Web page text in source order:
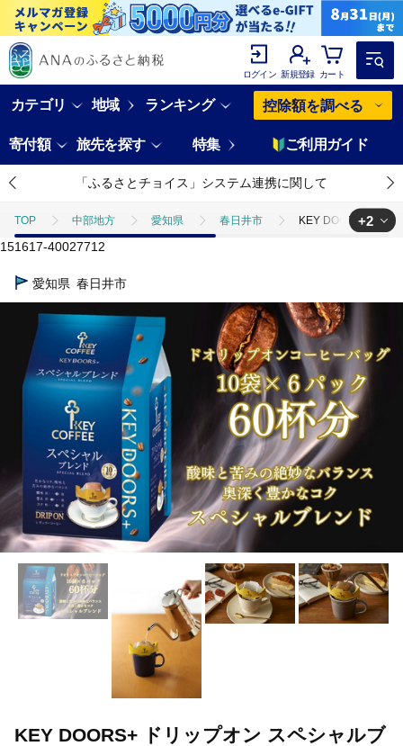
ログイン 新規登録 カート
カテゴリ 地域 ランキング 控除額を調べる
寄付額 旅先を探す 特集 ご利用ガイド
「ふるさとチョイス」システム連携に関して
TOP 中部地方 愛知県 春日井市 KEY DOORS+ ドリ
TOP 飲料（酒以外）
TOP 飲料（酒以外）
+2
151617-40027712
愛知県 春日井市
KEY DOORS+ ドリップオン スペシャルブ